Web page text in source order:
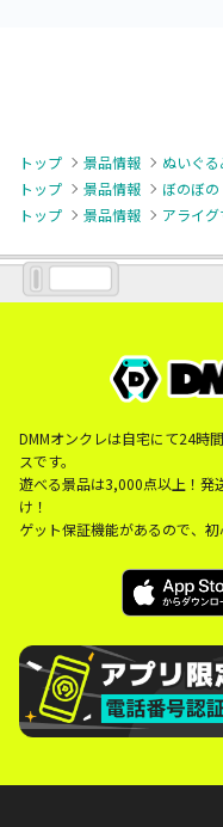
トップ 景品情報 ぬいぐる
トップ
景品情報 ぼのぼの
トップ
景品情報 アライ
DMMオンクレは自宅にて24時
スです。
遊べる景品は3,000点以上！発
け！
ゲット保証機能があるので、初